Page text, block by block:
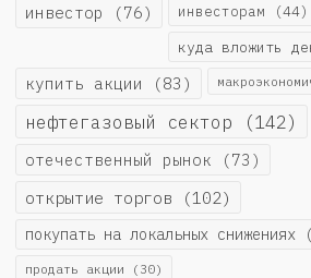
инвестор (76) инвесторам (44)
куда вложить
купить акции (83)
нефтегазовый сектор (142)
отечественный рынок (73)
открытие торгов (102)
покупать на локальных снижениях
продать акции (30)